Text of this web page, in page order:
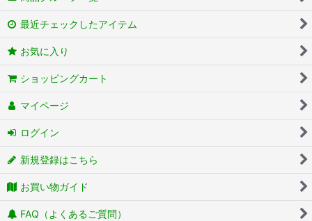
最近チェックしたアイテム
お気に入り
ショッピングカート
マイページ
ログイン
新規登録はこちら
お買い物ガイド
FAQ（よくあるご質問）